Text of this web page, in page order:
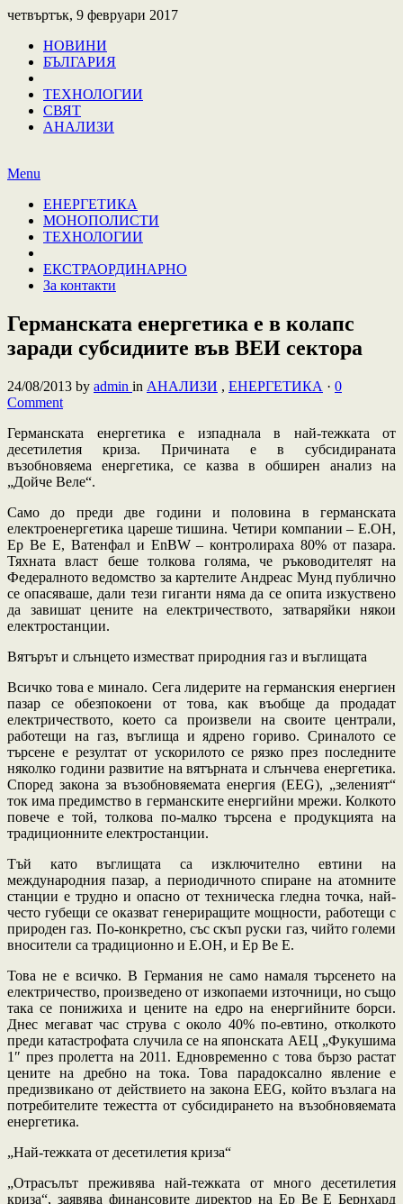
четвъртък, 9 февруари 2017
НОВИНИ
БЪЛГАРИЯ
ТЕХНОЛОГИИ
СВЯТ
АНАЛИЗИ
Menu
ЕНЕРГЕТИКА
МОНОПОЛИСТИ
ТЕХНОЛОГИИ
ЕКСТРАОРДИНАРНО
За контакти
Германската енергетика е в колапс
заради субсидиите във ВЕИ сектора
24/08/2013 by admin in АНАЛИЗИ , ЕНЕРГЕТИКА · 0
Comment
Германската енергетика е изпаднала в най-тежката от
десетилетия криза. Причината е в субсидираната
възобновяема енергетика, се казва в обширен анализ на
„Дойче Веле“.
Само до преди две години и половина в германската
електроенергетика цареше тишина. Четири компании – Е.ОН,
Ер Ве Е, Ватенфал и EnBW – контролираха 80% от пазара.
Тяхната власт беше толкова голяма, че ръководителят на
Федералното ведомство за картелите Андреас Мунд публично
се опасяваше, дали тези гиганти няма да се опита изкуствено
да завишат цените на електричеството, затваряйки някои
електростанции.
Вятърът и слънцето изместват природния газ и въглищата
Всичко това е минало. Сега лидерите на германския енергиен
пазар се обезпокоени от това, как въобще да продадат
електричеството, което са произвели на своите централи,
работещи на газ, въглища и ядрено гориво. Сриналото се
търсене е резултат от ускорилото се рязко през последните
няколко години развитие на вятърната и слънчева енергетика.
Според закона за възобновяемата енергия (EEG), „зеленият“
ток има предимство в германските енергийни мрежи. Колкото
повече е той, толкова по-малко търсена е продукцията на
традиционните електростанции.
Тъй като въглищата са изключително евтини на
международния пазар, а периодичното спиране на атомните
станции е трудно и опасно от техническа гледна точка, най-
често губещи се оказват генериращите мощности, работещи с
природен газ. По-конкретно, със скъп руски газ, чийто големи
вносители са традиционно и Е.ОН, и Ер Ве Е.
Това не е всичко. В Германия не само намаля търсенето на
електричество, произведено от изкопаеми източници, но също
така се понижиха и цените на едро на енергийните борси.
Днес мегават час струва с около 40% по-евтино, отколкото
преди катастрофата случила се на японската АЕЦ „Фукушима
1″ през пролетта на 2011. Едновременно с това бързо растат
цените на дребно на тока. Това парадоксално явление е
предизвикано от действието на закона EEG, който възлага на
потребителите тежестта от субсидирането на възобновяемата
енергетика.
„Най-тежката от десетилетия криза“
„Отрасълът преживява най-тежката от много десетилетия
криза“, заявява финансовите директор на Ер Ве Е Бернхард